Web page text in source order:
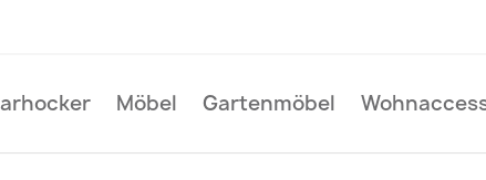
Möbel Gartenmöbel